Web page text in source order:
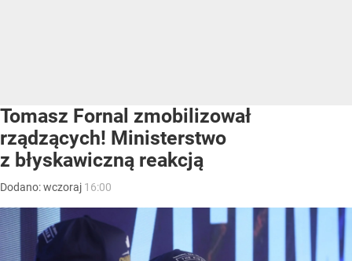
Tomasz Fornal zmobilizował
rządzących! Ministerstwo
z błyskawiczną reakcją
Dodano:wczoraj 16:00